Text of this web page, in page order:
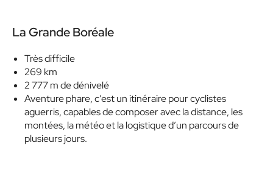
La Grande Boréale
Très difficile
269 km
2 777 m de dénivelé
Aventure phare, c’est un itinéraire pour cyclistes
aguerris, capables de composer avec la distance, les
montées, la météo et la logistique d’un parcours de
plusieurs jours.